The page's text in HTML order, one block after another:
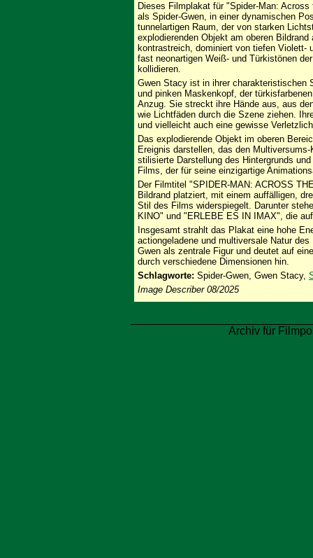
Dieses Filmplakat für "Spider-Man:
als Spider-Gwen, in einer dynamischen
tunnelartigen Raum, der von starken
explodierenden Objekt am oberen
kontrastreich, dominiert von tiefen Violett-
fast neonartigen Weiß- und Türkistönen
kollidieren.
Gwen Stacy ist in ihrer charakteristischen
und pinken Maskenkopf, der
Anzug. Sie streckt ihre Hände aus, aus
wie Lichtfäden durch die Szene ziehen.
und vielleicht auch eine gewisse
Das explodierende Objekt im oberen
Ereignis darstellen, das den
stilisierte Darstellung des Hintergrunds
Films, der für seine einzigartige
Der Filmtitel "SPIDER-MAN: ACROSS
Bildrand platziert, mit einem auffälligen,
Stil des Films widerspiegelt. Darunter
KINO" und "ERLEBE ES IN IMAX", die
Insgesamt strahlt das Plakat eine hohe
actiongeladene und multiversale Natur
Gwen als zentrale Figur und deutet auf
durch verschiedene Dimensionen hin.
Schlagworte: Spider-Gwen, Gwen Stacy,
Image Describer 08/2025
Archiv für